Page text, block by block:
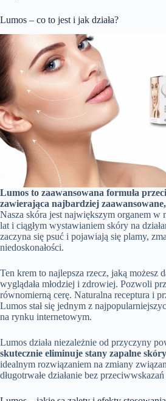
Lumos – co to jest i jak działa?
Lumos to zaawansowana formuła
zawierająca najbardziej
Nasza skóra jest największym organem w
lat i ciągłym wystawianiem skóry na
zaczyna się psuć i pojawiają się plamy,
niedoskonałości.
Ten krem to najlepsza rzecz, jaką możesz
wyglądała młodziej i zdrowiej. Pozwoli
równomierną cerę. Naturalna receptura i
Lumos stał się jednym z
na rynku internetowym.
Lumos działa niezależnie od przyczyny
skutecznie eliminuje stany zapalne
idealnym rozwiązaniem na zmiany
długotrwałe działanie bez